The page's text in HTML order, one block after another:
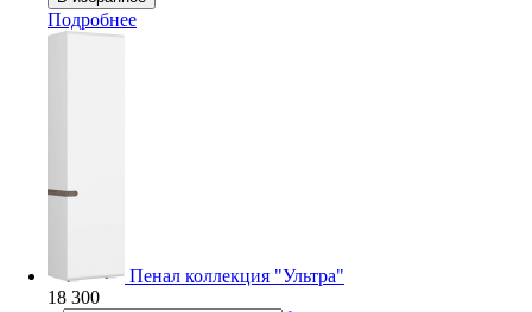
Подробнее
Пенал коллекция "Ультра"
18 300